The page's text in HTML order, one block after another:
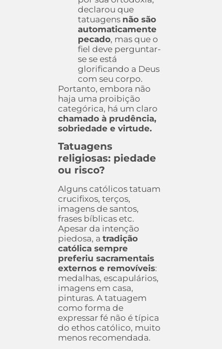
declarou que
tatuagens não são
automaticamente
pecado, mas que o
fiel deve perguntar-
se se está
glorificando a Deus
com seu corpo.
Portanto, embora não
haja uma proibição
categórica, há um claro
chamado à prudência,
sobriedade e virtude.
Tatuagens
religiosas: piedade
ou risco?
Alguns católicos tatuam
crucifixos, terços,
imagens de santos,
frases bíblicas etc.
Apesar da intenção
piedosa, a tradição
católica sempre
preferiu sacramentais
externos e removíveis:
medalhas, escapulários,
imagens em casa,
pinturas. A tatuagem
como forma de
expressar fé não é típica
do ethos católico, muito
menos recomendada.